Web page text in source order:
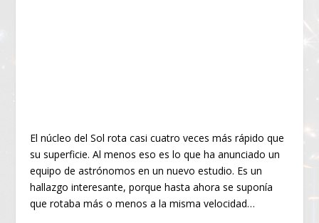
El núcleo del Sol rota casi cuatro veces más rápido que
su superficie. Al menos eso es lo que ha anunciado un
equipo de astrónomos en un nuevo estudio. Es un
hallazgo interesante, porque hasta ahora se suponía
que rotaba más o menos a la misma velocidad…